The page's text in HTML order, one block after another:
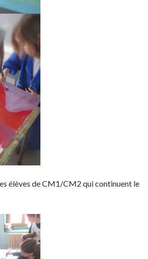
élèves de CM1/CM2 qui continuent le